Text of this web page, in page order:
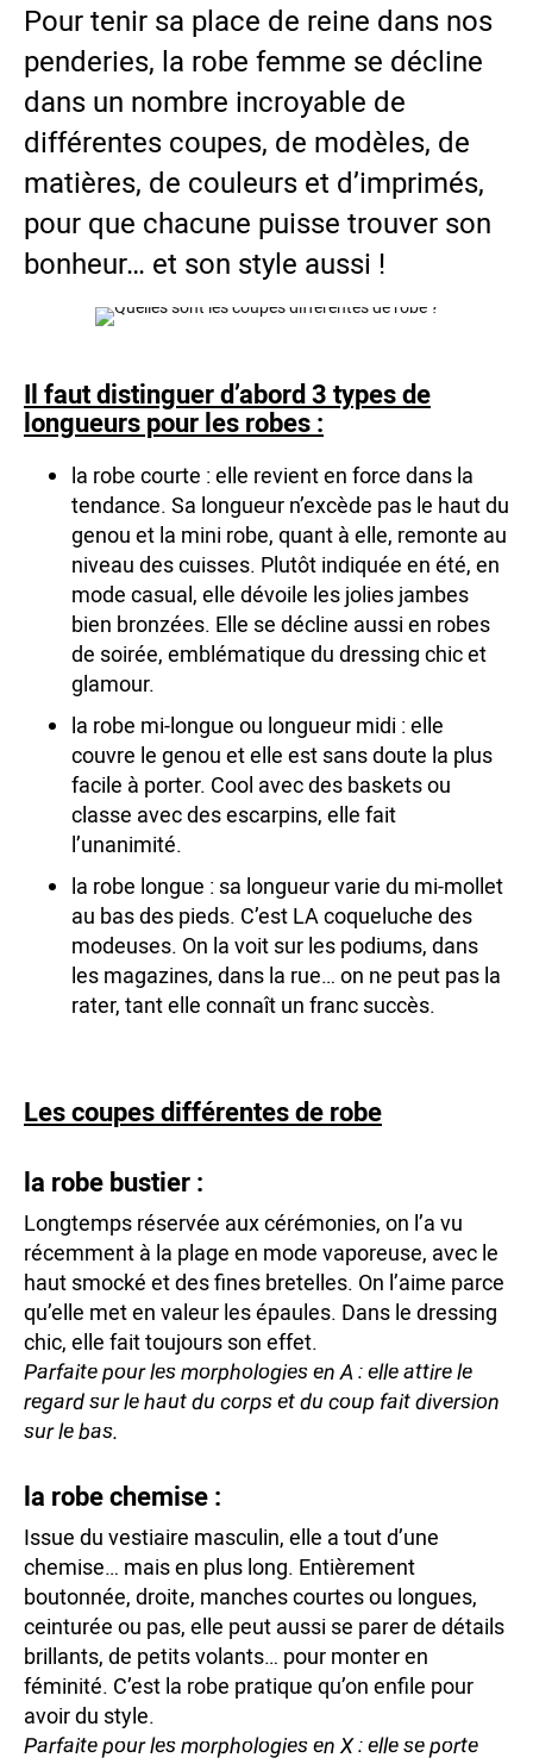
Pour tenir sa place de reine dans nos
penderies, la robe femme se décline
dans un nombre incroyable de
différentes coupes, de modèles, de
matières, de couleurs et d’imprimés,
pour que chacune puisse trouver son
bonheur… et son style aussi !
Il faut distinguer d’abord 3 types de
longueurs pour les robes :
la robe courte : elle revient en force dans la
tendance. Sa longueur n’excède pas le haut du
genou et la mini robe, quant à elle, remonte au
niveau des cuisses. Plutôt indiquée en été, en
mode casual, elle dévoile les jolies jambes
bien bronzées. Elle se décline aussi en robes
de soirée, emblématique du dressing chic et
glamour.
la robe mi-longue ou longueur midi : elle
couvre le genou et elle est sans doute la plus
facile à porter. Cool avec des baskets ou
classe avec des escarpins, elle fait
l’unanimité.
la robe longue : sa longueur varie du mi-mollet
au bas des pieds. C’est LA coqueluche des
modeuses. On la voit sur les podiums, dans
les magazines, dans la rue… on ne peut pas la
rater, tant elle connaît un franc succès.
Les coupes différentes de robe
la robe bustier :
Longtemps réservée aux cérémonies, on l’a vu
récemment à la plage en mode vaporeuse, avec le
haut smocké et des fines bretelles. On l’aime parce
qu’elle met en valeur les épaules. Dans le dressing
chic, elle fait toujours son effet.
Parfaite pour les morphologies en A : elle attire le
regard sur le haut du corps et du coup fait diversion
sur le bas.
la robe chemise :
Issue du vestiaire masculin, elle a tout d’une
chemise… mais en plus long. Entièrement
boutonnée, droite, manches courtes ou longues,
ceinturée ou pas, elle peut aussi se parer de détails
brillants, de petits volants… pour monter en
féminité. C’est la robe pratique qu’on enfile pour
avoir du style.
Parfaite pour les morphologies en X : elle se porte